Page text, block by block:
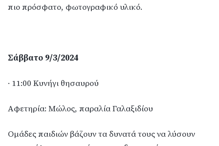
πιο πρόσφατο, φωτογραφικό υλικό.
Σάββατο 9/3/2024
· 11:00 Κυνήγι θησαυρού
Αφετηρία: Μώλος, παραλία Γαλαξιδίου
Ομάδες παιδιών βάζουν τα δυνατά τους να λύσουν